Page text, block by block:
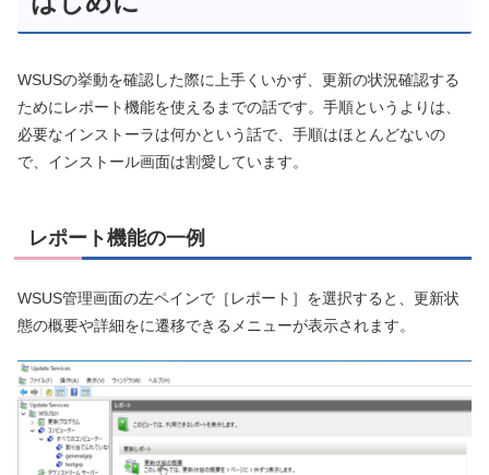
WSUSの挙動を確認した際に上手くいかず、更新の状況確認する
ためにレポート機能を使えるまでの話です。手順というよりは、
必要なインストーラは何かという話で、手順はほとんどないの
で、インストール画面は割愛しています。
レポート機能の一例
WSUS管理画面の左ペインで［レポート］を選択すると、更新状
態の概要や詳細をに遷移できるメニューが表示されます。